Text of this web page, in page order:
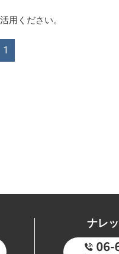
用ください。
1
ナレ